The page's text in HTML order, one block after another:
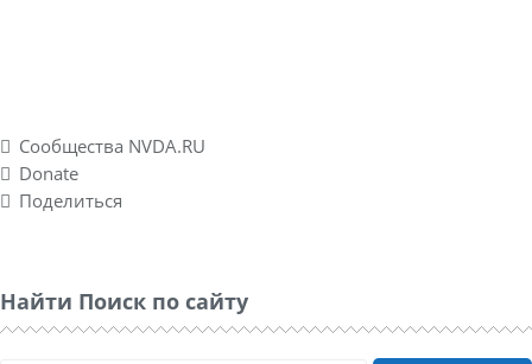
Сообщества NVDA.RU
Donate
Поделиться
Найти Поиск по сайту